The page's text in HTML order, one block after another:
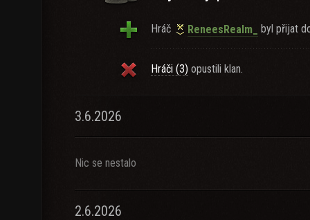
Hráč ReneesRealm_ byl přijat
Hráči (3) opustili klan.
3.6.2026
Nic se nestalo
2.6.2026